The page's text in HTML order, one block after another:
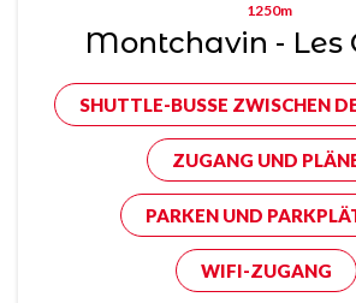
1250m
Montchavin - Les
SHUTTLE-BUSSE ZWISCHEN
ZUGANG UND
PARKEN UND
WIFI-ZUGANG